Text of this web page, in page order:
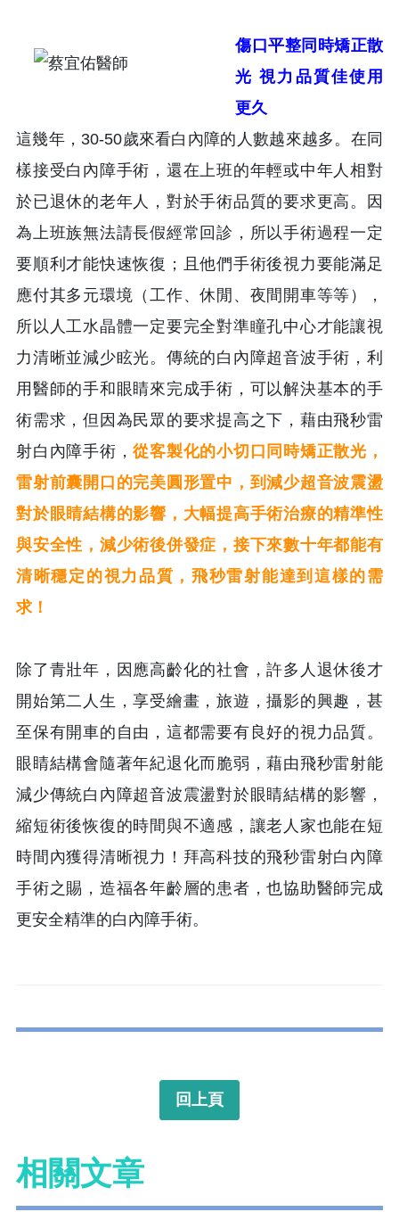
傷口平整同時矯正散
光 視力品質佳使用
更久
這幾年，30-50歲來看白內障的人數越來越多。在同
樣接受白內障手術，還在上班的年輕或中年人相對
於已退休的老年人，對於手術品質的要求更高。因
為上班族無法請長假經常回診，所以手術過程一定
要順利才能快速恢復；且他們手術後視力要能滿足
應付其多元環境（工作、休閒、夜間開車等等），
所以人工水晶體一定要完全對準瞳孔中心才能讓視
力清晰並減少眩光。傳統的白內障超音波手術，利
用醫師的手和眼睛來完成手術，可以解決基本的手
術需求，但因為民眾的要求提高之下，藉由飛秒雷
射白內障手術，從客製化的小切口同時矯正散光，
雷射前囊開口的完美圓形置中，到減少超音波震盪
對於眼睛結構的影響，大幅提高手術治療的精準性
與安全性，減少術後併發症，接下來數十年都能有
清晰穩定的視力品質，飛秒雷射能達到這樣的需
求！
除了青壯年，因應高齡化的社會，許多人退休後才
開始第二人生，享受繪畫，旅遊，攝影的興趣，甚
至保有開車的自由，這都需要有良好的視力品質。
眼睛結構會隨著年紀退化而脆弱，藉由飛秒雷射能
減少傳統白內障超音波震盪對於眼睛結構的影響，
縮短術後恢復的時間與不適感，讓老人家也能在短
時間內獲得清晰視力！拜高科技的飛秒雷射白內障
手術之賜，造福各年齡層的患者，也協助醫師完成
更安全精準的白內障手術。
回上頁
相關文章